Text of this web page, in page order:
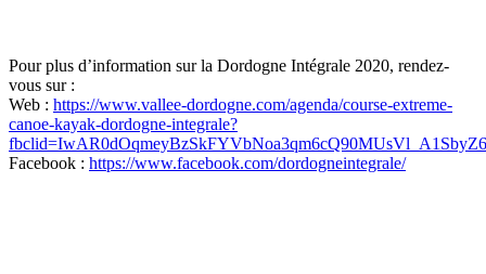
Pour plus d’information sur la Dordogne Intégrale 2020, rendez-
vous sur :
Web : https://www.vallee-dordogne.com/agenda/course-extreme-
canoe-kayak-dordogne-integrale?
Facebook : https://www.facebook.com/dordogneintegrale/